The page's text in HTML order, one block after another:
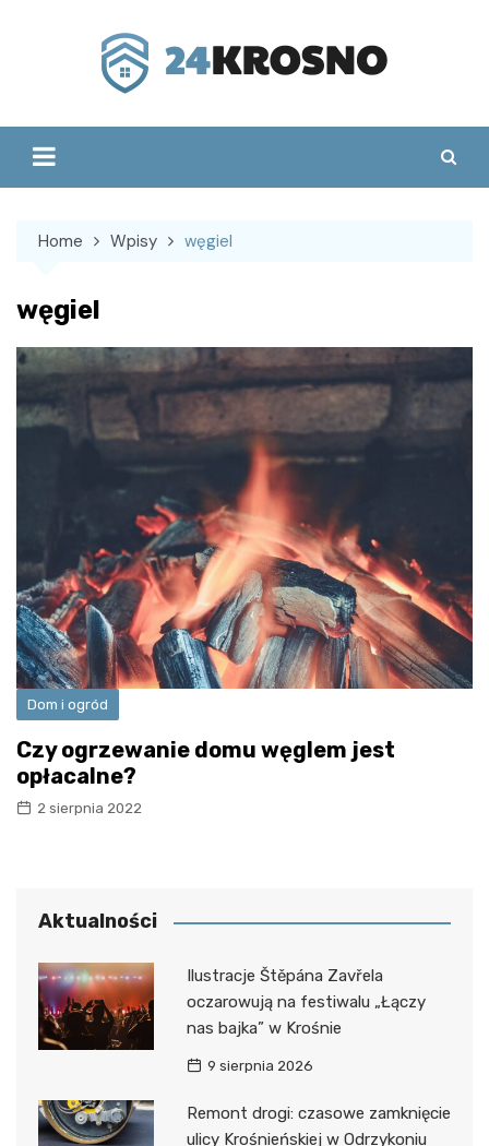
Home Wpisy węgiel
węgiel
Dom i ogród
Czy ogrzewanie domu węglem jest
opłacalne?
2 sierpnia 2022
Aktualności
Ilustracje Štěpána Zavřela
oczarowują na festiwalu „Łączy
nas bajka” w Krośnie
9 sierpnia 2026
Remont drogi: czasowe zamknięcie
ulicy Krośnieńskiej w Odrzykoniu